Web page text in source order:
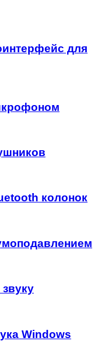
для
колонок
Windows